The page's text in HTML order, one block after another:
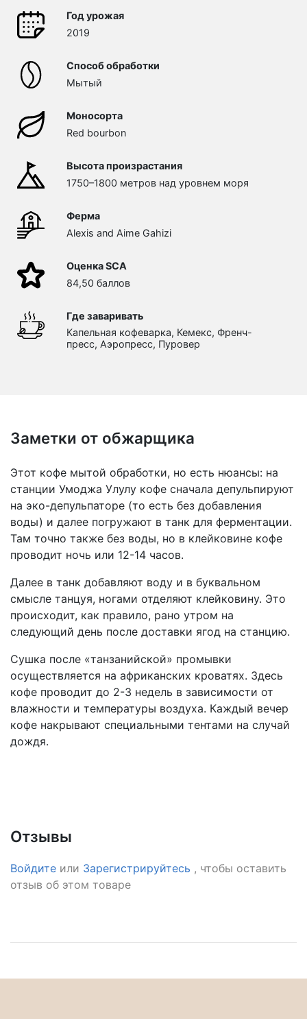
Год урожая
2019
Способ обработки
Мытый
Моносорта
Red bourbon
Высота произрастания
1750–1800 метров над уровнем моря
Ферма
Alexis and Aime Gahizi
Оценка SCA
84,50 баллов
Где заваривать
Капельная кофеварка, Кемекс, Френч-
пресс, Аэропресс, Пуровер
Заметки от обжарщика
Этот кофе мытой обработки, но есть нюансы: на
станции Умоджа Улулу кофе сначала депульпируют
на эко-депульпаторе (то есть без добавления
воды) и далее погружают в танк для ферментации.
Там точно также без воды, но в клейковине кофе
проводит ночь или 12-14 часов.
Далее в танк добавляют воду и в буквальном
смысле танцуя, ногами отделяют клейковину. Это
происходит, как правило, рано утром на
следующий день после доставки ягод на станцию.
Сушка после «танзанийской» промывки
осуществляется на африканских кроватях. Здесь
кофе проводит до 2-3 недель в зависимости от
влажности и температуры воздуха. Каждый вечер
кофе накрывают специальными тентами на случай
дождя.
Отзывы
Войдите или Зарегистрируйтесь , чтобы оставить
отзыв об этом товаре